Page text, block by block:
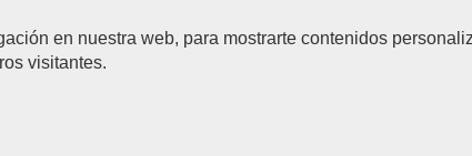
en nuestra web, para mostrarte contenidos
visitantes.